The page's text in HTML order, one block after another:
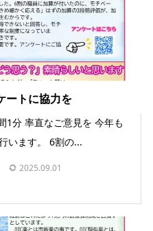
ートに協力を
1分 率直なご意見を 今年も
います。 6割の...
2025.09.01